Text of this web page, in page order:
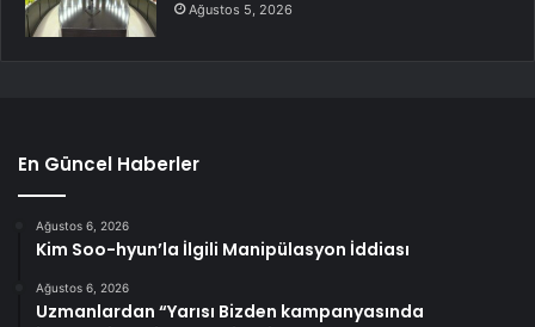
Ağustos 5, 2026
En Güncel Haberler
Ağustos 6, 2026
Kim Soo-hyun’la İlgili Manipülasyon İddiası
Ağustos 6, 2026
Uzmanlardan “Yarısı Bizden kampanyasında